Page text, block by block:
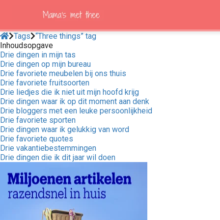
Tags “Three things” tag
Inhoudsopgave
Drie dingen in mijn tas
Drie dingen op mijn bureau
Drie favoriete meubelen bij ons thuis
Drie favoriete fruitsoorten
Drie liedjes die ik niet uit mijn hoofd krijg
Drie dingen waar ik op dit moment aan denk
Drie bloggers met een leuke persoonlijkheid
Drie favoriete sporten
Drie dingen waar ik gelukkig van word
Drie favoriete quotes
Drie vakantiebestemmingen
Drie dingen die ik dit jaar wil doen
policy
zijn
om
Ze
gebruikt